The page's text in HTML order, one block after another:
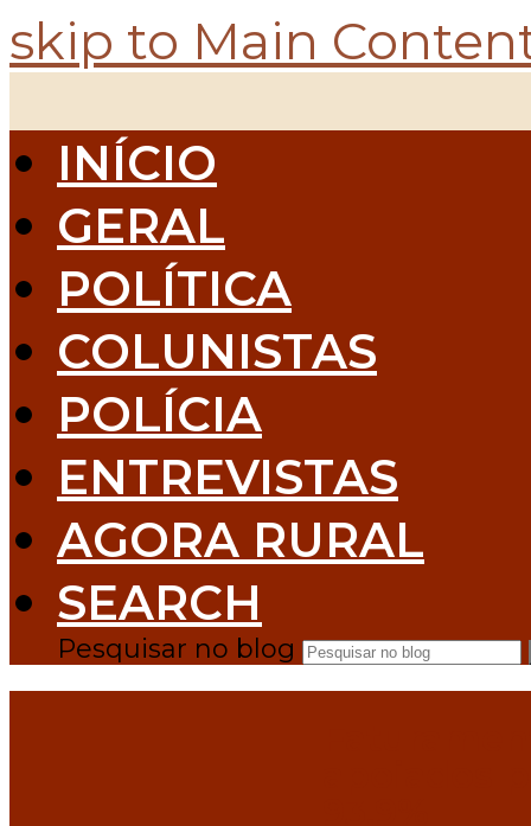
skip to Main
INÍCIO
GERAL
POLÍTICA
COLUNISTAS
POLÍCIA
ENTREVISTAS
AGORA RURAL
SEARCH
Pesquisar no blog